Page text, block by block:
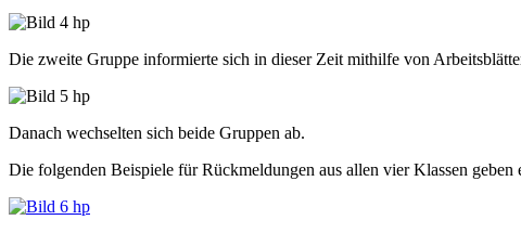
Die zweite Gruppe informierte sich in dieser Zeit mithilfe von
Danach wechselten sich beide Gruppen ab.
Die folgenden Beispiele für Rückmeldungen aus allen vier Klassen